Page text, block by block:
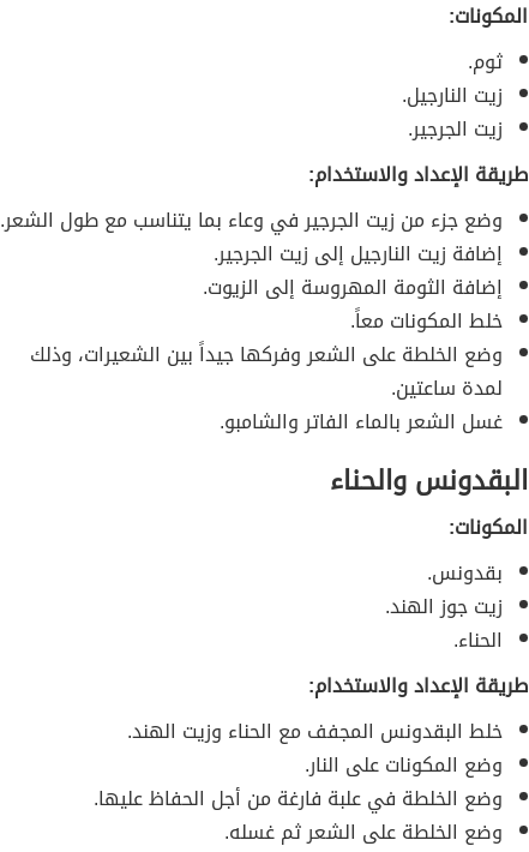
المكونات:
ثوم.
زيت النارجيل.
زيت الجرجير.
طريقة الإعداد والاستخدام:
وضع جزء من زيت الجرجير في وعاء بما يتناسب مع طول الشعر.
إضافة زيت النارجيل إلى زيت الجرجير.
إضافة الثومة المهروسة إلى الزيوت.
خلط المكونات معاً.
وضع الخلطة على الشعر وفركها جيداً بين الشعيرات، وذلك
لمدة ساعتين.
غسل الشعر بالماء الفاتر والشامبو.
البقدونس والحناء
المكونات:
بقدونس.
زيت جوز الهند.
الحناء.
طريقة الإعداد والاستخدام:
خلط البقدونس المجفف مع الحناء وزيت الهند.
وضع المكونات على النار.
وضع الخلطة في علبة فارغة من أجل الحفاظ عليها.
وضع الخلطة على الشعر ثم غسله.